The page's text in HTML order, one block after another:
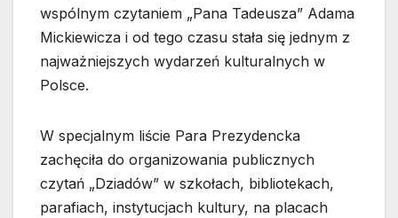
wspólnym czytaniem „Pana Tadeusza” Adama
Mickiewicza i od tego czasu stała się jednym z
najważniejszych wydarzeń kulturalnych w
Polsce.
W specjalnym liście Para Prezydencka
zachęciła do organizowania publicznych
czytań „Dziadów” w szkołach, bibliotekach,
parafiach, instytucjach kultury, na placach